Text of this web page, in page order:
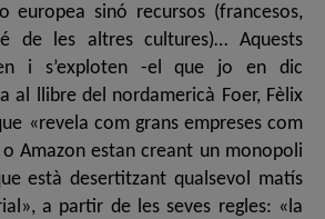
europea sinó recursos (francesos,
de les altres cultures)… Aquests
i s’exploten -el que jo en dic
al llibre del nordamericà Foer, Fèlix
«revela com grans empreses com
Amazon estan creant un monopoli
està desertitzant qualsevol matís
a partir de les seves regles: «la